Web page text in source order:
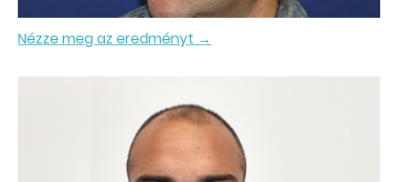
Nézze meg az eredményt →